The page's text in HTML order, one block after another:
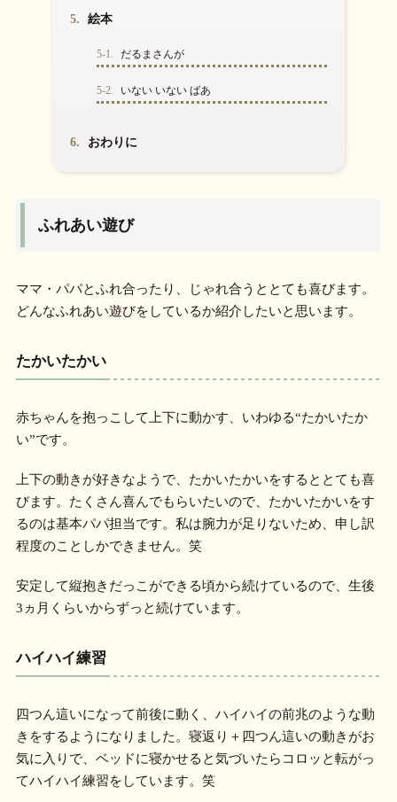
5. 絵本
5-1. だるまさんが
5-2. いない いない ばあ
6. おわりに
ふれあい遊び
ママ・パパとふれ合ったり、じゃれ合うととても喜びます。
どんなふれあい遊びをしているか紹介したいと思います。
たかいたかい
赤ちゃんを抱っこして上下に動かす、いわゆる“たかいたか
い”です。
上下の動きが好きなようで、たかいたかいをするととても喜
びます。たくさん喜んでもらいたいので、たかいたかいをす
るのは基本パパ担当です。私は腕力が足りないため、申し訳
程度のことしかできません。笑
安定して縦抱きだっこができる頃から続けているので、生後
3ヵ月くらいからずっと続けています。
ハイハイ練習
四つん這いになって前後に動く、ハイハイの前兆のような動
きをするようになりました。寝返り＋四つん這いの動きがお
気に入りで、ベッドに寝かせると気づいたらコロッと転がっ
てハイハイ練習をしています。笑